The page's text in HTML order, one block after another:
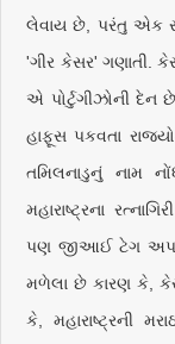
લેવાય છે, પરંતુ એક
'ગીર કેસર' ગણાતી.
એ પોર્ટુગીઝોની દેન
હાફૂસ પકવતા
તમિલનાડુનું નામ
મહારાષ્ટ્રના
પણ જીઆઈ ટેગ
મળેલા છે કારણ કે,
કે, મહારાષ્ટ્રની